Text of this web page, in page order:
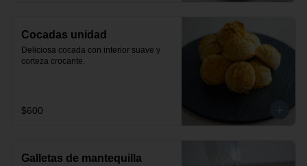
Cocadas unidad
Deliciosa cocada con interior suave y
corteza crocante.
$600
Galletas de mantequilla